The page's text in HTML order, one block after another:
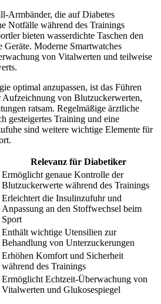
Armbänder, die auf Diabetes
Notfälle während des Trainings
bieten wasserdichte Taschen den
Geräte. Moderne Smartwatches
von Vitalwerten und teilweise
optimal anzupassen, ist das Führen
Aufzeichnung von Blutzuckerwerten,
ratsam. Regelmäßige ärztliche
gesteigertes Training und eine
sind weitere wichtige Elemente für
Relevanz für Diabetiker
Ermöglicht genaue Kontrolle der
Blutzuckerwerte während des Trainings
Erleichtert die Insulinzufuhr und
Anpassung an den Stoffwechsel beim
Sport
Enthält wichtige Utensilien zur
Behandlung von Unterzuckerungen
Erhöhen Komfort und Sicherheit
während des Trainings
Ermöglicht Echtzeit-Überwachung von
Vitalwerten und Glukosespiegel